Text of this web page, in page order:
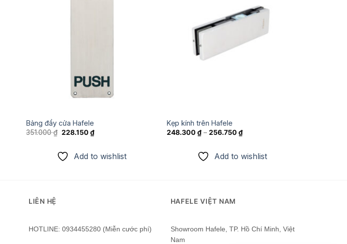
Bảng đẩy cửa Hafele
351.000₫ Giá
351.000 ₫.
228.150₫Giá
228.150 ₫.
Add to wishlist
wishlist
Kẹp kính trên Hafele
248.300 ₫– 256.750 ₫
Add to wishlist
LIÊN HỆ
HOTLINE: 0934455280 (Miễn cước phí)
HAFELE VIỆT NAM
Showroom Hafele, TP. Hồ Chí Minh, Việt
Nam